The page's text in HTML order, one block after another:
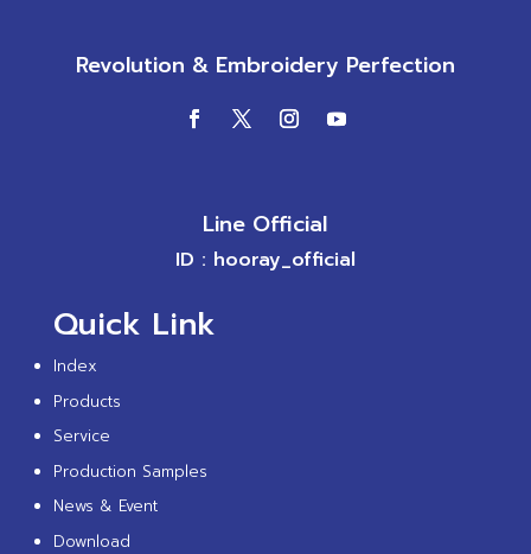
Revolution & Embroidery Perfection
Line Official
ID : hooray_official
Quick Link
Index
Products
Service
Production Samples
News & Event
Download